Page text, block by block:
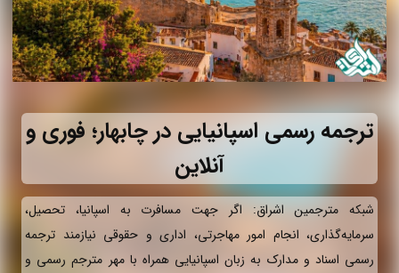
ترجمه رسمی اسپانیایی در چابهار؛ فوری و
آنلاین
شبکه مترجمین اشراق: اگر جهت مسافرت به اسپانیا، تحصیل،
سرمایه‌گذاری، انجام امور مهاجرتی، اداری و حقوقی نیازمند ترجمه
رسمی اسناد و مدارک به زبان اسپانیایی همراه با مهر مترجم رسمی و